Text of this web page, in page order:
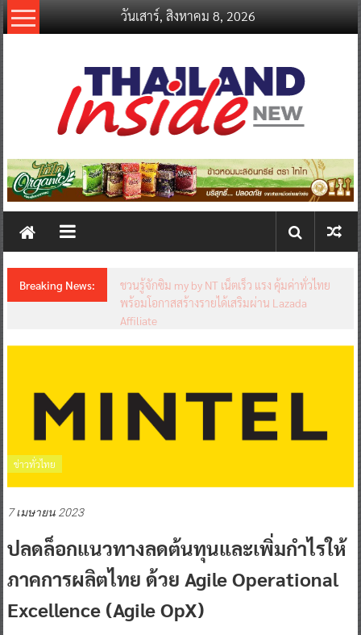
Skip
to
วันเสาร์, สิงหาคม 8, 2026
thailandinsidenew.com
Thailand
New
Breaking News:
ชวนรู้จักซิม my by NT เน็ตเร็ว แรง คุ้มค่าทั่วไทย
พร้อมโอกาสสร้างรายได้เสริมผ่าน Lazada
Affiliate
ข่าวทั่วไทย
7 เมษายน 2023
ปลดล็อกแนวทางลดต้นทุนและเพิ่มกำไรให้
ภาคการผลิตไทย ด้วย Agile Operational
Excellence (Agile OpX)